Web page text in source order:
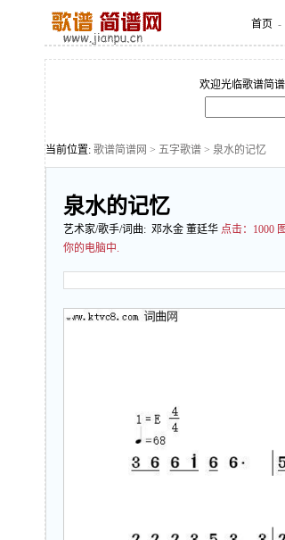
首页 -
欢迎光临歌谱简
当前位置: 歌谱简谱网 > 五字歌谱 > 泉水的记忆
泉水的记忆
艺术家/歌手/词曲: 邓水金 董廷华 点击： 1000
你的电脑中.